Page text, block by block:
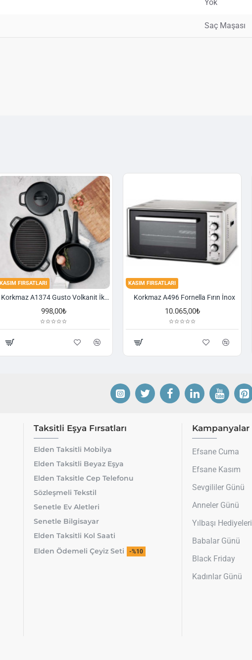
Yok
Saç Maşası
KASIM FIRSATLARI
Korkmaz A1374 Gusto Volkanit İki Kulplu Oval Tava
998,00₺
KASIM FIRSATLARI
Korkmaz A496 Fornella Fırın İnox
10.065,00₺
Taksitli Eşya Fırsatları
Elden Taksitli Mobilya
Elden Taksitli Beyaz Eşya
Elden Taksitle Cep Telefonu
Sözleşmeli Tekstil
Senetle Ev Aletleri
Senetle Bilgisayar
Elden Taksitli Kol Saati
Elden Ödemeli Çeyiz Seti
-%10
Kampanyalar
Efsane Cuma
Efsane Kasım
Sevgililer Günü
Anneler Günü
Yılbaşı Hediyeleri
Babalar Günü
Black Friday
Kadınlar Günü